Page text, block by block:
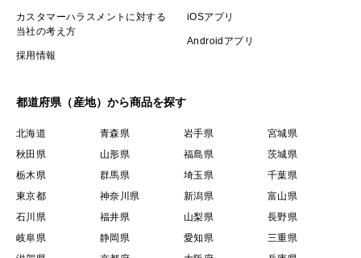
カスタマーハラスメントに対する
当社の考え方
採用情報
iOSアプリ
Androidアプリ
都道府県（産地）から商品を探す
北海道 青森県 岩手県
宮城県
秋田県
山形県 福島県
茨城県
栃木県
群馬県 埼玉県
千葉県
東京都
神奈川県 新潟県
富山県
石川県
福井県 山梨県
長野県
岐阜県
静岡県 愛知県
三重県